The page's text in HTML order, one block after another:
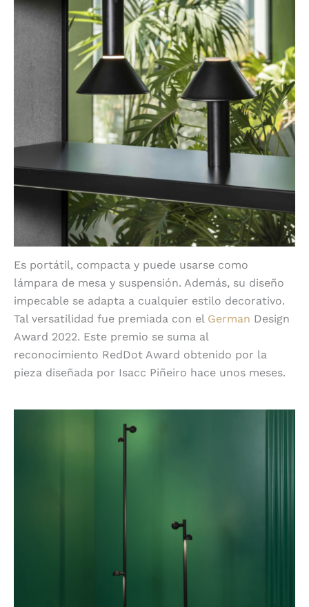
Es portátil, compacta y puede usarse como
lámpara de mesa y suspensión. Además, su diseño
impecable se adapta a cualquier estilo decorativo.
Tal versatilidad fue premiada con el German Design
Award 2022. Este premio se suma al
reconocimiento RedDot Award obtenido por la
pieza diseñada por Isacc Piñeiro hace unos meses.